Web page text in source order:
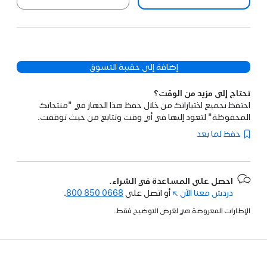
إضافة إلى حقيبة التسوق
تحتاج إلى مزيد من الوقت؟
احتفظ بجميع اختياراتك من خلال حفظ هذا الجهاز في "منتجاتك
المحفوظة" لتعود إليها في أي وقت وتتابع من حيث توقفت.
حفظ لما بعد
احصل على المساعدة في الشراء.
دردش معنا الآن (فتح
نافذة
أو اتصل على 800 850 0668
.
الإطارات المعروضة هي لغرض التوضيح فقط.